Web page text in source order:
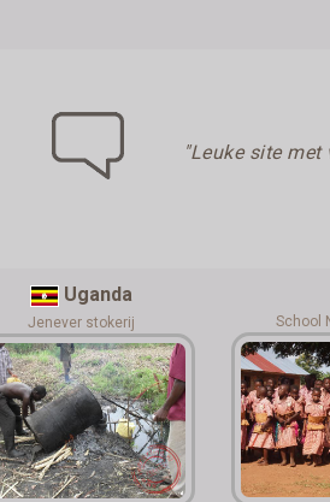
"Leuke site
Uganda
Jenever stokerij School